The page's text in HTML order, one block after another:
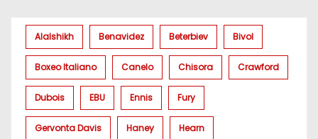
Alalshikh Benavidez Beterbiev Bivol
Boxeo Italiano Canelo Chisora Crawford
Dubois EBU Ennis Fury
Gervonta Davis Haney Hearn